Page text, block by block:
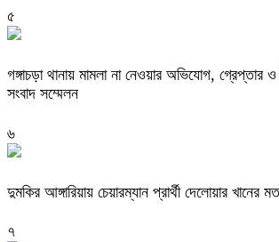
৫
গঙ্গাচড়া থানায় মামলা না নেওয়ার অভিযোগ, গ্রেপ্তার ও
সংবাদ সম্মেলন
৬
দুমকির আঙ্গারিয়ায় চেয়ারম্যান প্রার্থী দেলোয়ার খানের
৭